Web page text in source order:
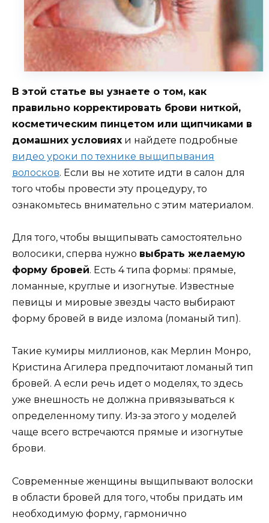
В этой статье вы узнаете о том, как
правильно корректировать брови ниткой,
косметическим пинцетом или щипчиками в
домашних условиях и найдете подробные
видео уроки по технике выщипывания
волосков. Если вы не хотите идти в салон для
того чтобы провести эту процедуру, то
ознакомьтесь внимательно с этим материалом.
Для того, чтобы выщипывать самостоятельно
волосики, сперва нужно выбрать желаемую
форму бровей. Есть 4 типа формы: прямые,
ломанные, круглые и изогнутые. Известные
певицы и мировые звезды часто выбирают
форму бровей в виде излома (ломаный тип).
Такие кумиры миллионов, как Мерлин Монро,
Кристина Агилера предпочитают ломаный тип
бровей. А если речь идет о моделях, то здесь
уже внешность не должна привязываться к
определенному типу. Из-за этого у моделей
чаще всего встречаются прямые и изогнутые
брови.
Современные женщины выщипывают волоски
в области бровей для того, чтобы придать им
необходимую форму, гармонично